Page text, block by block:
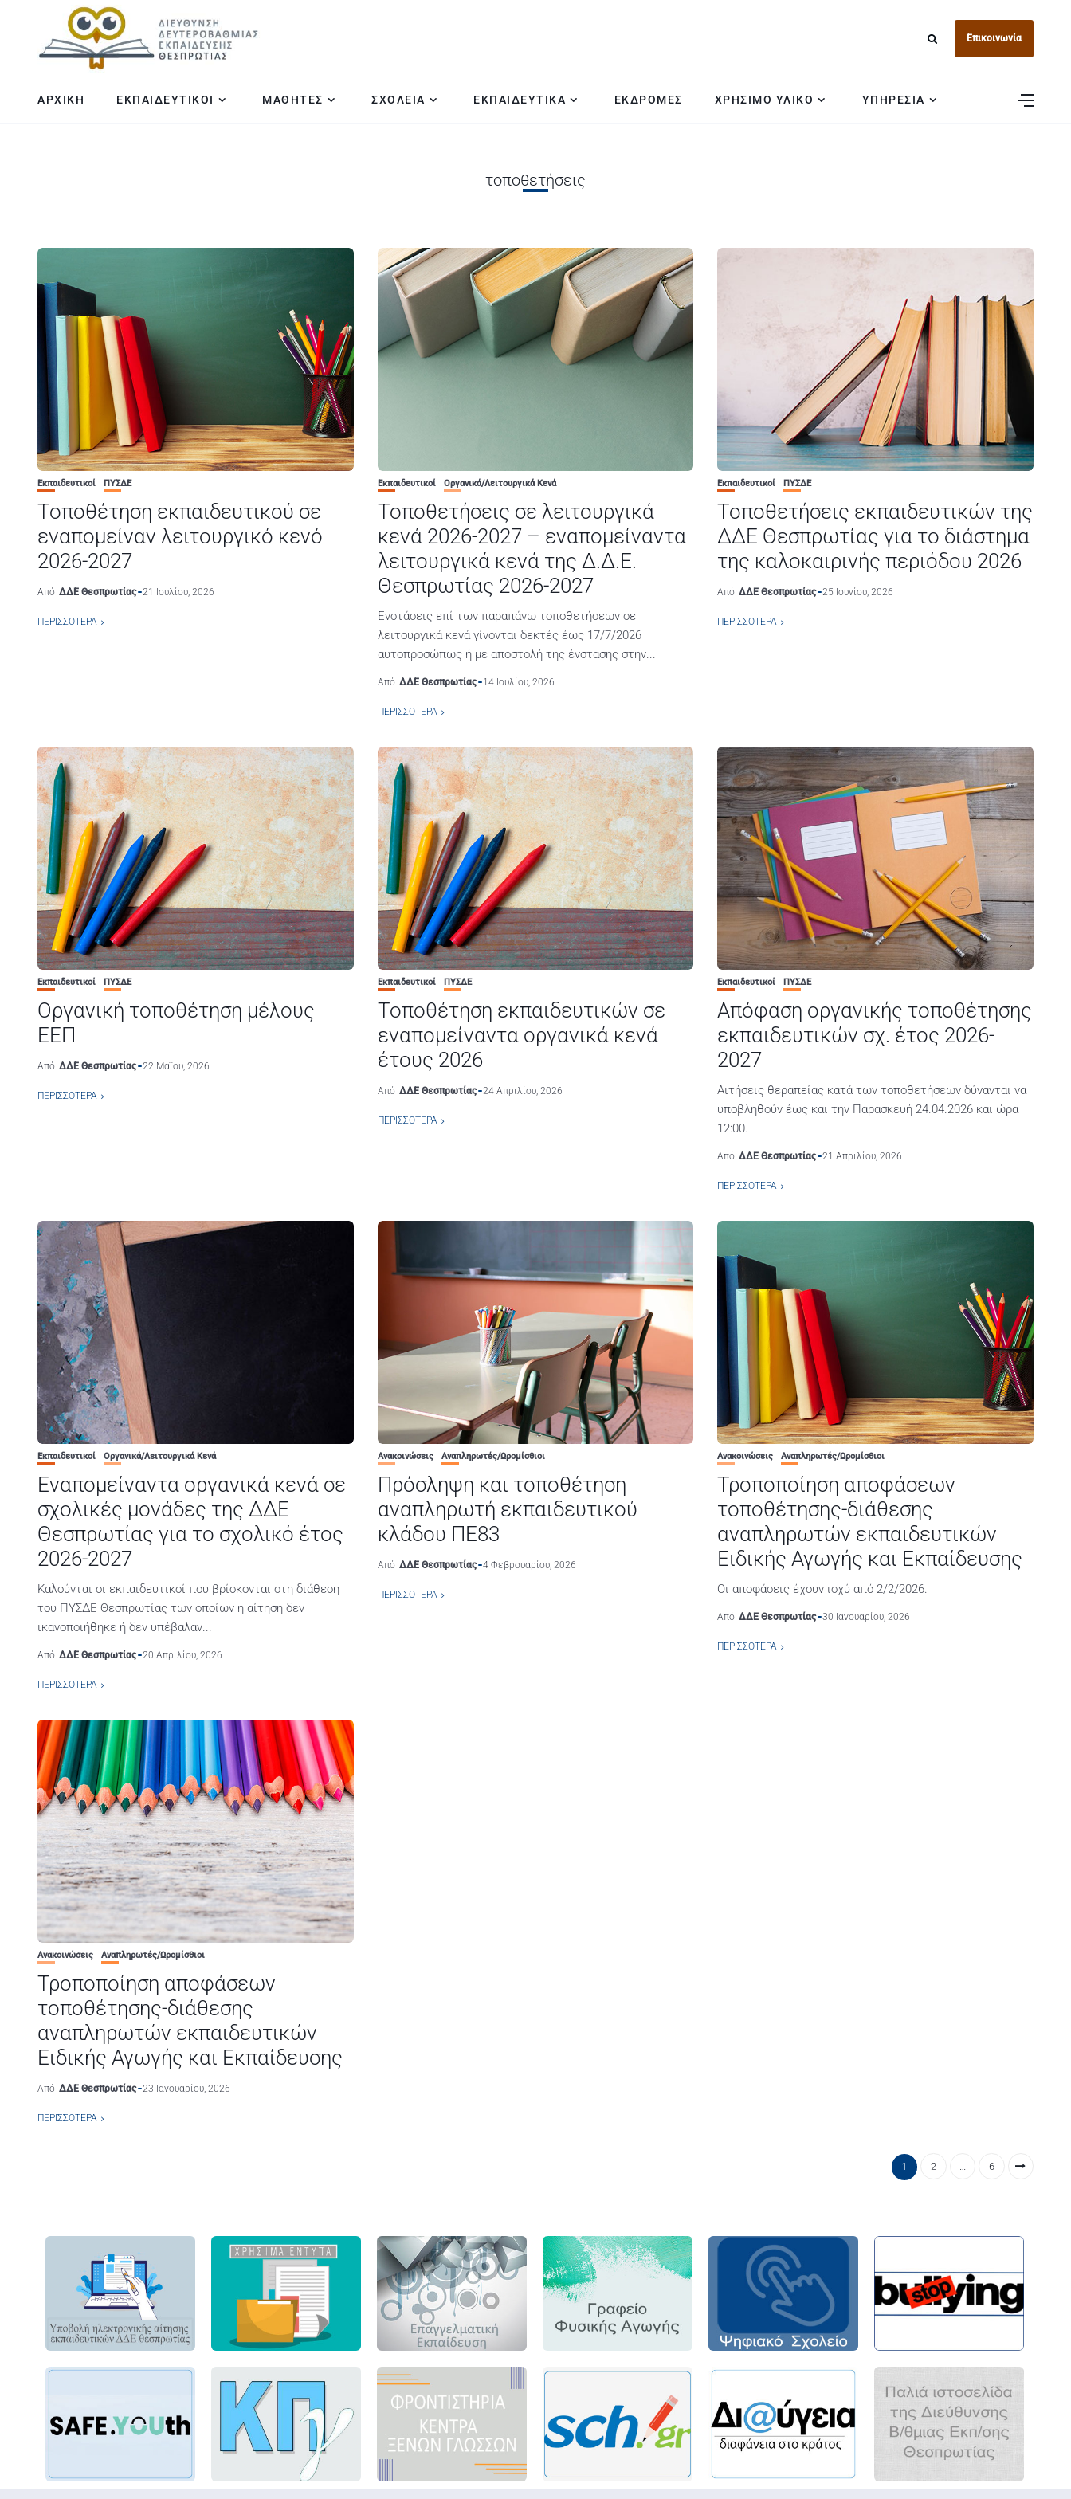
Επικοινωνία
ΑΡΧΙΚΗ ΕΚΠΑΙΔΕΥΤΙΚΟΙ ΜΑΘΗΤΕΣ ΣΧΟΛΕΙΑ ΕΚΠΑΙΔΕΥΤΙΚΑ ΕΚΔΡΟΜΕΣ ΧΡΗΣΙΜΟ ΥΛΙΚΟ ΥΠΗΡΕΣΙΑ
τοποθετήσεις
Εκπαιδευτικοί ΠΥΣΔΕ
Τοποθέτηση εκπαιδευτικού σε
εναπομείναν λειτουργικό κενό
2026-2027
Από ΔΔΕ Θεσπρωτίας 21 Ιουλίου, 2026
ΠΕΡΙΣΣΌΤΕΡΑ
Εκπαιδευτικοί Οργανικά/Λειτουργικά Κενά
Τοποθετήσεις σε λειτουργικά
κενά 2026-2027 – εναπομείναντα
λειτουργικά κενά της Δ.Δ.Ε.
Θεσπρωτίας 2026-2027
Ενστάσεις επί των παραπάνω τοποθετήσεων σε
λειτουργικά κενά γίνονται δεκτές έως 17/7/2026
αυτοπροσώπως ή με αποστολή της ένστασης στην...
Από ΔΔΕ Θεσπρωτίας 14 Ιουλίου, 2026
ΠΕΡΙΣΣΌΤΕΡΑ
Εκπαιδευτικοί ΠΥΣΔΕ
Τοποθετήσεις εκπαιδευτικών της
ΔΔΕ Θεσπρωτίας για το διάστημα
της καλοκαιρινής περιόδου 2026
Από ΔΔΕ Θεσπρωτίας 25 Ιουνίου, 2026
ΠΕΡΙΣΣΌΤΕΡΑ
Εκπαιδευτικοί ΠΥΣΔΕ
Οργανική τοποθέτηση μέλους
ΕΕΠ
Από ΔΔΕ Θεσπρωτίας 22 Μαΐου, 2026
ΠΕΡΙΣΣΌΤΕΡΑ
Εκπαιδευτικοί ΠΥΣΔΕ
Τοποθέτηση εκπαιδευτικών σε
εναπομείναντα οργανικά κενά
έτους 2026
Από ΔΔΕ Θεσπρωτίας 24 Απριλίου, 2026
ΠΕΡΙΣΣΌΤΕΡΑ
Εκπαιδευτικοί ΠΥΣΔΕ
Απόφαση οργανικής τοποθέτησης
εκπαιδευτικών σχ. έτος 2026-
2027
Αιτήσεις θεραπείας κατά των τοποθετήσεων δύνανται να
υποβληθούν έως και την Παρασκευή 24.04.2026 και ώρα
12:00.
Από ΔΔΕ Θεσπρωτίας 21 Απριλίου, 2026
ΠΕΡΙΣΣΌΤΕΡΑ
Εκπαιδευτικοί Οργανικά/Λειτουργικά Κενά
Εναπομείναντα οργανικά κενά σε
σχολικές μονάδες της ΔΔΕ
Θεσπρωτίας για το σχολικό έτος
2026-2027
Καλούνται οι εκπαιδευτικοί που βρίσκονται στη διάθεση
του ΠΥΣΔΕ Θεσπρωτίας των οποίων η αίτηση δεν
ικανοποιήθηκε ή δεν υπέβαλαν...
Από ΔΔΕ Θεσπρωτίας 20 Απριλίου, 2026
ΠΕΡΙΣΣΌΤΕΡΑ
Ανακοινώσεις Αναπληρωτές/Ωρομίσθιοι
Πρόσληψη και τοποθέτηση
αναπληρωτή εκπαιδευτικού
κλάδου ΠΕ83
Από ΔΔΕ Θεσπρωτίας 4 Φεβρουαρίου, 2026
ΠΕΡΙΣΣΌΤΕΡΑ
Ανακοινώσεις Αναπληρωτές/Ωρομίσθιοι
Τροποποίηση αποφάσεων
τοποθέτησης-διάθεσης
αναπληρωτών εκπαιδευτικών
Ειδικής Αγωγής και Εκπαίδευσης
Οι αποφάσεις έχουν ισχύ από 2/2/2026.
Από ΔΔΕ Θεσπρωτίας 30 Ιανουαρίου, 2026
ΠΕΡΙΣΣΌΤΕΡΑ
Ανακοινώσεις Αναπληρωτές/Ωρομίσθιοι
Τροποποίηση αποφάσεων
τοποθέτησης-διάθεσης
αναπληρωτών εκπαιδευτικών
Ειδικής Αγωγής και Εκπαίδευσης
Από ΔΔΕ Θεσπρωτίας 23 Ιανουαρίου, 2026
ΠΕΡΙΣΣΌΤΕΡΑ
1 2 … 6